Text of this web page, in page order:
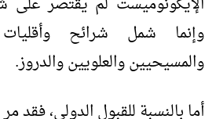
وإنما شمل شرائح وأقليات
والمسيحيين والعلويين والدروز.
أما بالنسبة للقبول الدولي، فقد